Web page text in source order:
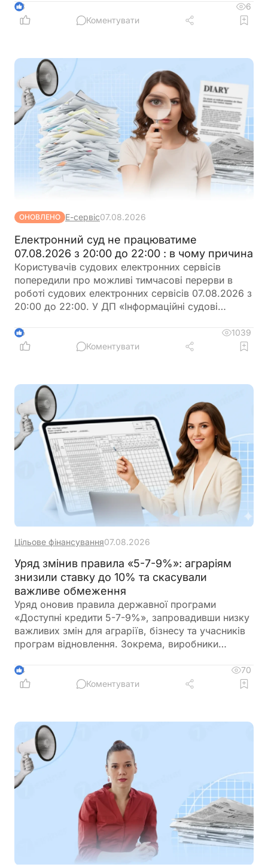
34 тис. грн
3
6
Коментувати
ОНОВЛЕНО Е-сервіс07.08.2026
Електронний суд не працюватиме
07.08.2026 з 20:00 до 22:00 : в чому причина
Користувачів судових електронних сервісів
попередили про можливі тимчасові перерви в
роботі судових електронних сервісів 07.08.2026 з
20:00 до 22:00. У ДП «Інформаційні судові
час планування роботи із сервісами
6
1039
Коментувати
Цільове фінансування07.08.2026
Уряд змінив правила «5-7-9%»: аграріям
знизили ставку до 10% та скасували
важливе обмеження
Уряд оновив правила державної програми
«Доступні кредити 5-7-9%», запровадивши низку
важливих змін для аграріїв, бізнесу та учасників
програм відновлення. Зокрема, виробники
більше можливостей для фінансування
оборотного капіталу за нижчою ставкою, а з 1
4
70
Коментувати